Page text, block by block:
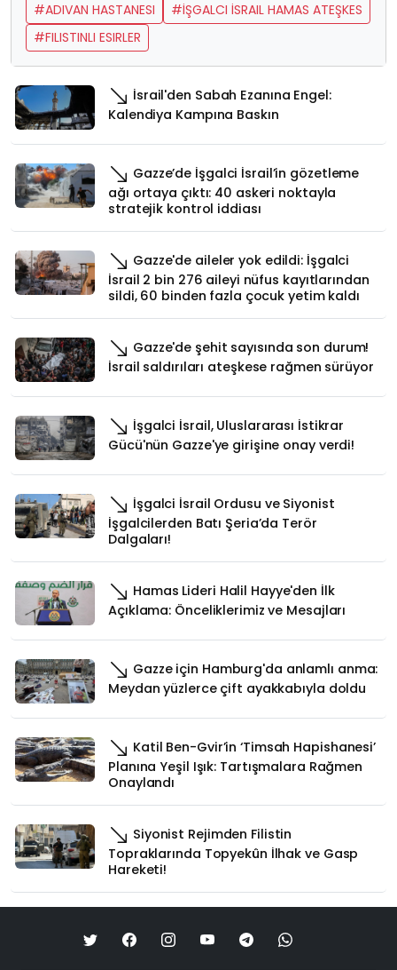
#ADIVAN HASTANESI
#İŞGALCI İSRAIL HAMAS ATEŞKES
#FILISTINLI ESIRLER
İsrail'den Sabah Ezanına Engel:
Kalendiya Kampına Baskın
Gazze’de İşgalci İsrail’in gözetleme
ağı ortaya çıktı: 40 askeri noktayla
stratejik kontrol iddiası
Gazze'de aileler yok edildi: İşgalci
İsrail 2 bin 276 aileyi nüfus kayıtlarından
sildi, 60 binden fazla çocuk yetim kaldı
Gazze'de şehit sayısında son durum!
İsrail saldırıları ateşkese rağmen sürüyor
İşgalci İsrail, Uluslararası İstikrar
Gücü'nün Gazze'ye girişine onay verdi!
İşgalci İsrail Ordusu ve Siyonist
İşgalcilerden Batı Şeria’da Terör
Dalgaları!
Hamas Lideri Halil Hayye'den İlk
Açıklama: Önceliklerimiz ve Mesajları
Gazze için Hamburg'da anlamlı anma:
Meydan yüzlerce çift ayakkabıyla doldu
Katil Ben-Gvir’in ‘Timsah Hapishanesi’
Planına Yeşil Işık: Tartışmalara Rağmen
Onaylandı
Siyonist Rejimden Filistin
Topraklarında Topyekûn İlhak ve Gasp
Hareketi!